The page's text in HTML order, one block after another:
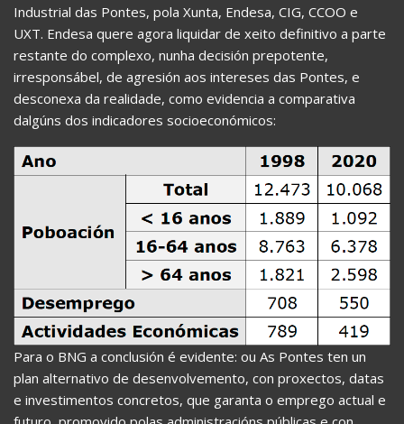
Industrial das Pontes, pola Xunta, Endesa, CIG, CCOO e
UXT. Endesa quere agora liquidar de xeito definitivo a parte
restante do complexo, nunha decisión prepotente,
irresponsábel, de agresión aos intereses das Pontes, e
desconexa da realidade, como evidencia a comparativa
dalgúns dos indicadores socioeconómicos:
Para o BNG a conclusión é evidente: ou As Pontes ten un
plan alternativo de desenvolvemento, con proxectos, datas
e investimentos concretos, que garanta o emprego actual e